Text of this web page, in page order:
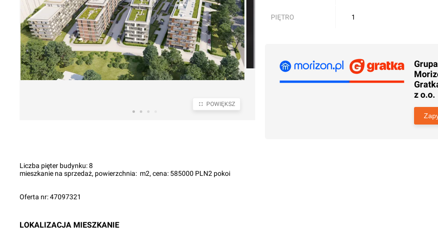
POWIĘKSZ
PIĘTRO 1
Grupa
z o.o.
Liczba pięter budynku: 8
mieszkanie na sprzedaż, powierzchnia:  m2, cena: 585000 PLN2 pokoi
Oferta nr: 47097321
LOKALIZACJA MIESZKANIE